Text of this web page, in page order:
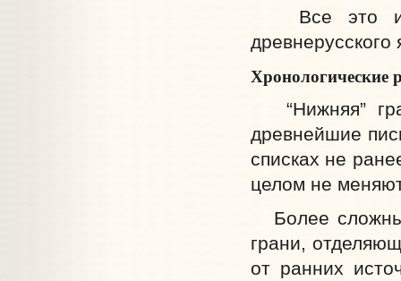
Все это и
Хронологические
“Нижняя”
древнейшие
списках не
целом не
Более
грани,
от ранних